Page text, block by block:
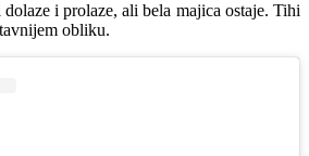
i prolaze, ali bela majica ostaje. Tihi
obliku.